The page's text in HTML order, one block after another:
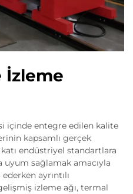
İzleme
içinde entegre edilen kalite
kapsamlı gerçek
endüstriyel standartlara
uyum sağlamak amacıyla
ayrıntılı
izleme ağı, termal